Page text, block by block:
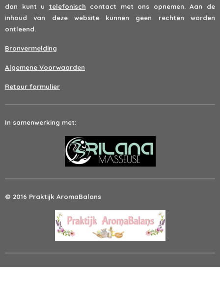
dan kunt u telefonisch contact met ons opnemen. Aan de
inhoud van deze website kunnen geen rechten worden
ontleend.
Bronvermelding
Algemene Voorwaarden
Retour formulier
In samenwerking met:
© 2016 Praktijk AromaBalans